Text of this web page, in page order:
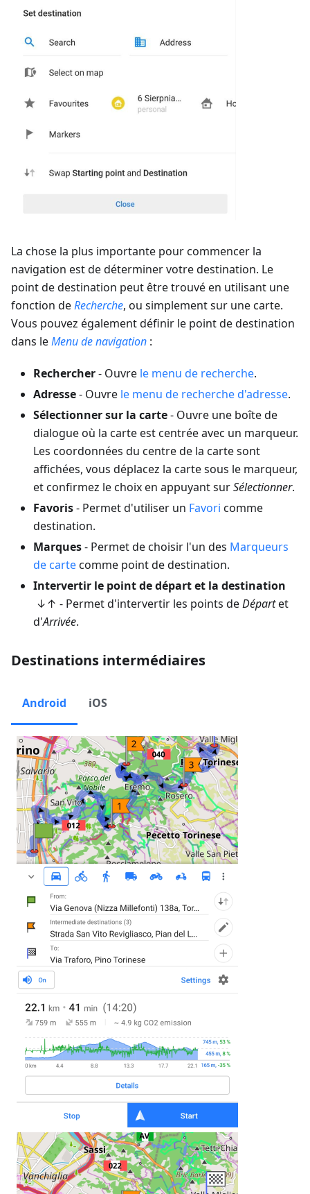
La chose la plus importante pour commencer la
navigation est de déterminer votre destination. Le
point de destination peut être trouvé en utilisant une
fonction deRecherche, ou simplement sur une carte.
Vous pouvez également définir le point de destination
dans leMenu de navigation :
Rechercher- Ouvre le menu de recherche.
Adresse- Ouvre le menu de recherche d'adresse.
Sélectionner sur la carte- Ouvre une boîte de
dialogue où la carte est centrée avec un marqueur.
Les coordonnées du centre de la carte sont
affichées, vous déplacez la carte sous le marqueur,
et confirmez le choix en appuyant surSélectionner.
Favoris- Permet d'utiliser un Favori comme
destination.
Marques- Permet de choisir l'un des Marqueurs
de cartecomme point de destination.
Intervertir le point de départ et la destination
↓↑ - Permet d'intervertir les points deDépartet
d'Arrivée.
Destinations intermédiaires
Android iOS